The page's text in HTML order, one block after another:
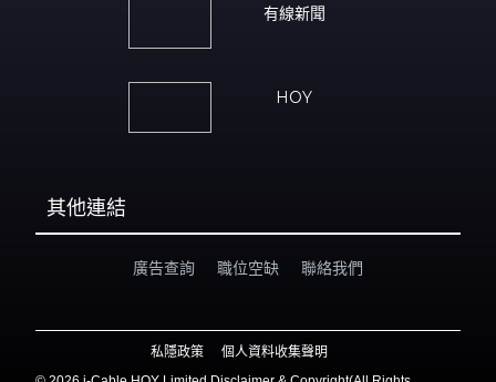
有線新聞
HOY
其他連結
廣告查詢 職位空缺 聯絡我們
私隱政策
個人資料收集聲明